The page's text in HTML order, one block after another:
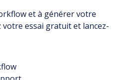
FORMATIONS
et à générer votre
essai gratuit et lancez-